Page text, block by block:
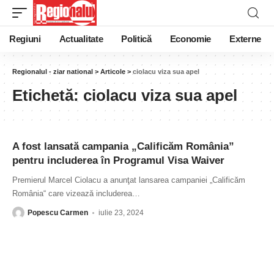
Regiuni Actualitate Politică Economie Externe
Regionalul - ziar national > Articole > ciolacu viza sua apel
Etichetă: ciolacu viza sua apel
A fost lansată campania „Calificăm România”
pentru includerea în Programul Visa Waiver
Premierul Marcel Ciolacu a anunţat lansarea campaniei „Calificăm
România“ care vizează includerea…
Popescu Carmen iulie 23, 2024